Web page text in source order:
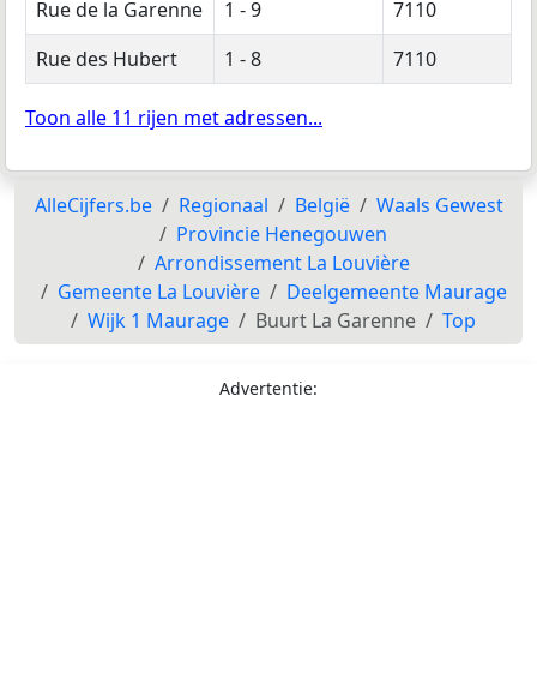
Rue de la Garenne 1 - 9
7110
Rue des Hubert
1 - 8 7110
Toon alle 11 rijen met adressen...
AlleCijfers.be Regionaal België
Waals Gewest
Provincie Henegouwen
Arrondissement La Louvière
Gemeente La Louvière
Deelgemeente Maurage
Wijk 1 Maurage
Buurt La Garenne Top
Advertentie: